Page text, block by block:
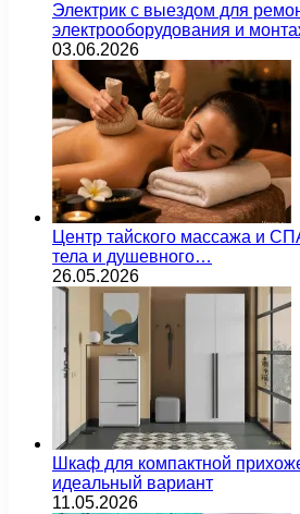
Электрик с выездом для
электрооборудования и
03.06.2026
Центр тайского массажа и
тела и душевного…
26.05.2026
Шкаф для компактной
идеальный вариант
11.05.2026